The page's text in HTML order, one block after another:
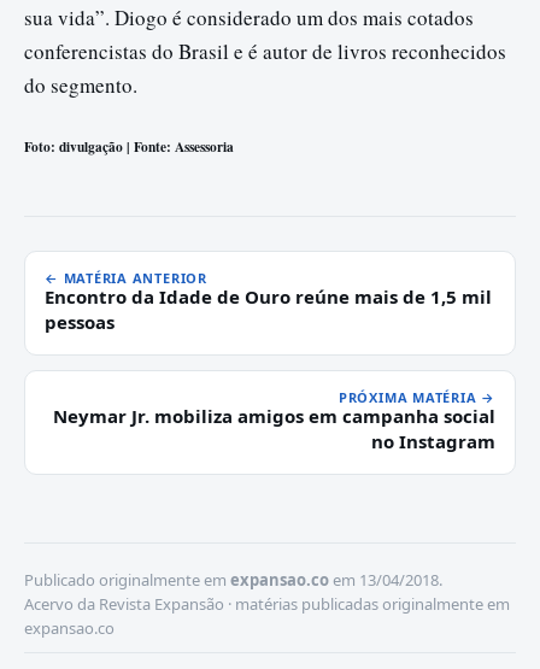
sua vida”. Diogo é considerado um dos mais cotados
conferencistas do Brasil e é autor de livros reconhecidos
do segmento.
Foto: divulgação | Fonte: Assessoria
← MATÉRIA ANTERIOR
Encontro da Idade de Ouro reúne mais de 1,5 mil
pessoas
PRÓXIMA MATÉRIA →
Neymar Jr. mobiliza amigos em campanha social
no Instagram
Publicado originalmente em expansao.coem 13/04/2018.
Acervo da Revista Expansão · matérias publicadas originalmente em
expansao.co